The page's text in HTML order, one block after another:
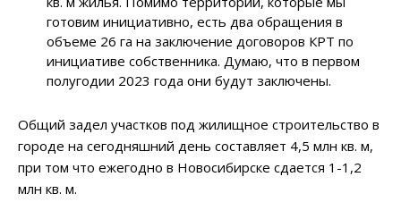
готовим инициативно, есть два обращения в
объеме 26 га на заключение договоров КРТ по
инициативе собственника. Думаю, что в первом
полугодии 2023 года они будут заключены.
Общий задел участков под жилищное строительство в
городе на сегодняшний день составляет 4,5 млн кв. м,
при том что ежегодно в Новосибирске сдается 1-1,2
млн кв. м.